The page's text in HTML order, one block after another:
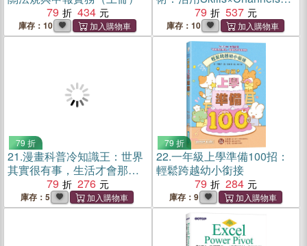
79
434
庫存：10
造自動化的高效AI助理
79 537
庫存：10
79 折
21.漫畫科普冷知識王：世界
其實很有事，生活才會那麼
有意思【暢銷版】
79 276
庫存：5
79 折
22.一年級上學準備100招：
輕鬆跨越幼小銜接
79
284
庫存：9